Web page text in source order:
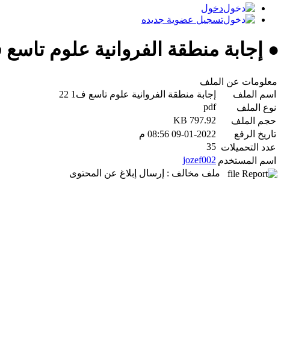
دخول
تسجيل عضوية جديده
● إجابة منطقة الفروانية علوم تاسع ف1 22
معلومات عن الملف
اسم الملف
إجابة منطقة الفروانية علوم تاسع ف1 22
نوع الملف
pdf
حجم الملف
797.92 KB
تاريخ الرفع
09-01-2022 08:56 م
عدد التحميلات 35
اسم المستخدم jozef002
ملف مخالف : إرسال إبلاغ عن المحتوى